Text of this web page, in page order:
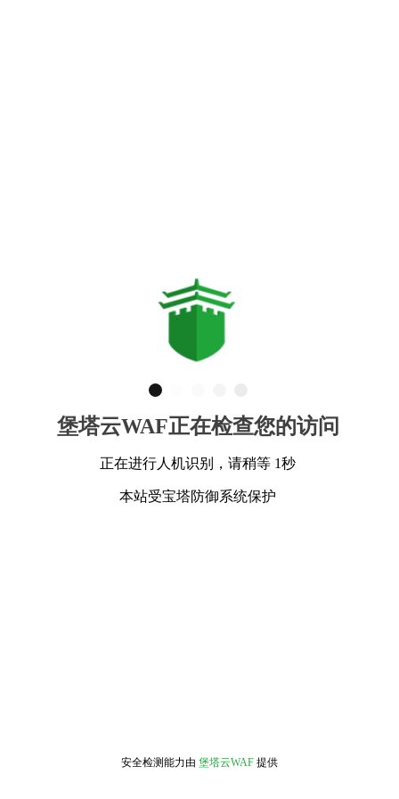
堡塔云WAF正在检查您的访问
正在进行人机识别，请稍等 1秒
本站受宝塔防御系统保护
安全检测能力由 堡塔云WAF 提供